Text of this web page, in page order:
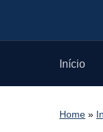
Início
Home »